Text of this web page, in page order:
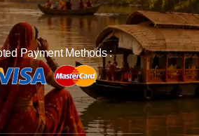
Payment Methods :